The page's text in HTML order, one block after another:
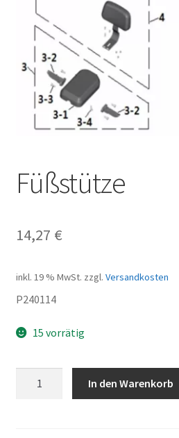
Füßstütze
14,27 €
inkl. 19 % MwSt. zzgl. Versandkosten
P240114
15 vorrätig
In den Warenkorb